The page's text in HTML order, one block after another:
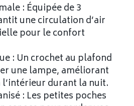
: Équipée de 3
une circulation d’air
pour le confort
: Un crochet au plafond
une lampe, améliorant
durant la nuit.
: Les petites poches